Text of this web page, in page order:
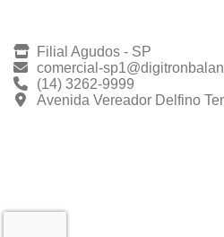
Filial Agudos - SP
comercial-
(14) 3262-9999
Avenida Vereador Delfino